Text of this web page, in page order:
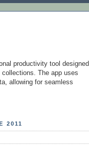
productivity tool designed
The app uses
allowing for seamless
2011